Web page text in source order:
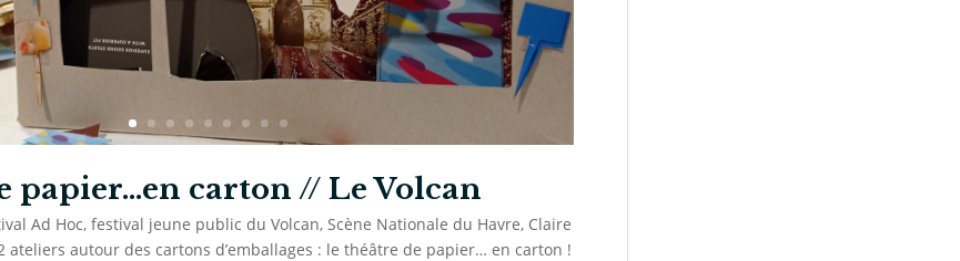
papier…en carton // Le Volcan
Ad Hoc, festival jeune public du Volcan, Scène Nationale du Havre, Claire
ateliers autour des cartons d’emballages : le théâtre de papier… en carton !